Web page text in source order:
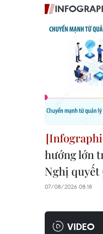
hướng lớn
Nghị quyết
07/08/2026 08:18
VIDEO